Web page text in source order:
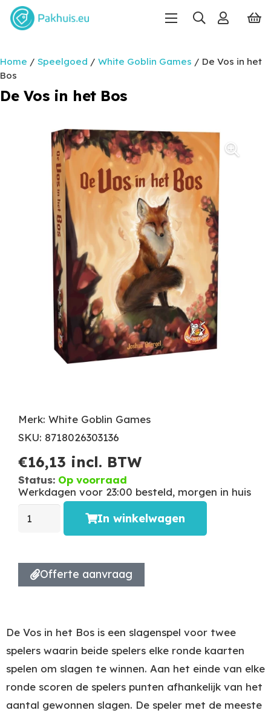
Home / Speelgoed / White Goblin Games / De Vos in het
Bos
De Vos in het Bos
Merk: White Goblin Games
SKU: 8718026303136
€16,13 incl. BTW
Status: Op voorraad
Werkdagen voor 23:00 besteld, morgen in huis
In winkelwagen
Offerte aanvraag
De Vos in het Bos is een slagenspel voor twee
spelers waarin beide spelers elke ronde kaarten
spelen om slagen te winnen. Aan het einde van elke
ronde scoren de spelers punten afhankelijk van het
aantal gewonnen slagen. De speler met de meeste